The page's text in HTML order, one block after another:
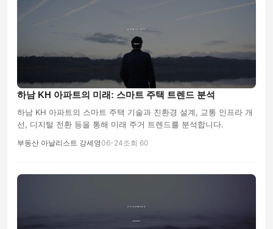
하남 KH 아파트의 미래: 스마트 주택 트렌드 분석
하남 KH 아파트의 스마트 주택 기술과 친환경 설계, 교통 인프라 개
선, 디지털 전환 등을 통해 미래 주거 트렌드를 분석합니다.
부동산 아날리스트 강세영06-24조회 60